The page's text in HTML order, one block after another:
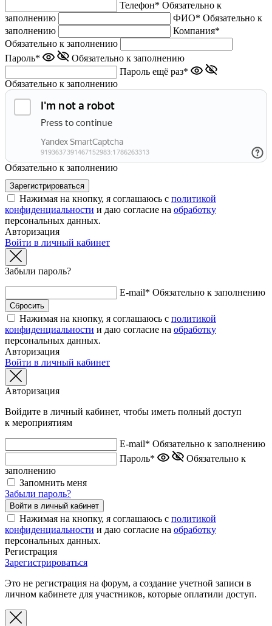
Телефон* Обязательно к
заполнению
ФИО* Обязательно к
заполнению
Компания*
Обязательно к заполнению
Пароль*
Обязательно к заполнению
Пароль ещё раз*
Обязательно к заполнению
Обязательно к заполнению
Нажимая на кнопку, я соглашаюсь с политикой
конфиденциальности и даю согласие на обработку
персональных данных.
Авторизация
Войти в личный кабинет
Забыли пароль?
E-mail* Обязательно к заполнению
Нажимая на кнопку, я соглашаюсь с политикой
конфиденциальности и даю согласие на обработку
персональных данных.
Авторизация
Войти в личный кабинет
Авторизация
Войдите в личный кабинет, чтобы иметь полный доступ
к мероприятиям
E-mail* Обязательно к заполнению
Пароль*
Обязательно к
заполнению
Запомнить меня
Забыли пароль?
Нажимая на кнопку, я соглашаюсь с политикой
конфиденциальности и даю согласие на обработку
персональных данных.
Регистрация
Зарегистрироваться
Это не регистрация на форум, а создание учетной записи в
личном кабинете для участников, которые оплатили доступ.